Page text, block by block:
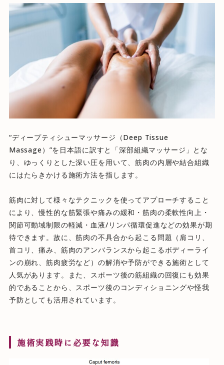
“ディープティシューマッサージ（Deep Tissue
Massage）”を日本語に訳すと「深部組織マッサージ」とな
り、ゆっくりとした深い圧を用いて、筋肉の内層や結合組織
にはたらきかける施術方法を指します。
筋肉に対して様々なテクニックを使ってアプローチすること
により、慢性的な筋緊張や痛みの緩和・筋肉の柔軟性向上・
関節可動域制限の軽減・血液/リンパ循環促進などの効果が期
待できます。故に、筋肉の不具合から起こる問題（肩コリ、
首コリ、痛み、筋肉のアンバランスから起こるボディーライ
ンの崩れ、筋肉疲労など）の解消や予防ができる施術として
人気があります。また、スポーツ後の筋組織の回復にも効果
的であることから、スポーツ後のコンディショニングや怪我
予防としても活用されています。
施術実践時に必要な知識